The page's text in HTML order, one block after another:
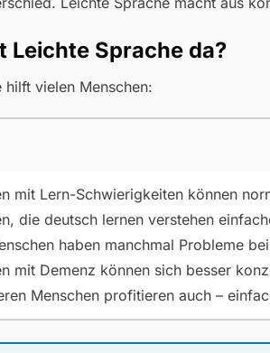
Leichte Sprache da?
hilft vielen Menschen:
mit Lern-Schwierigkeiten können
die deutsch lernen verstehen
haben manchmal Probleme
mit Demenz können sich besser
Menschen profitieren auch –